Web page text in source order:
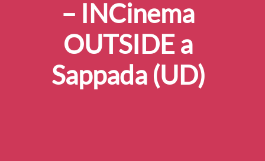
– INCinema
OUTSIDE a
Sappada (UD)